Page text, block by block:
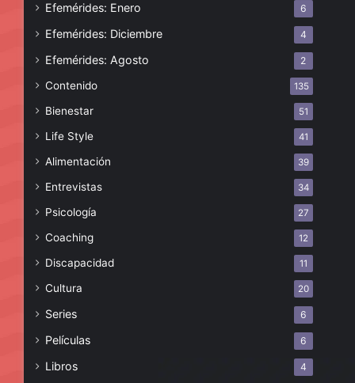
Efemérides: Enero 6
Efemérides: Diciembre 4
Efemérides: Agosto 2
Contenido 135
Bienestar 51
Life Style 41
Alimentación 39
Entrevistas 34
Psicología 27
Coaching 12
Discapacidad 11
Cultura 20
Series 6
Películas 6
Libros 4